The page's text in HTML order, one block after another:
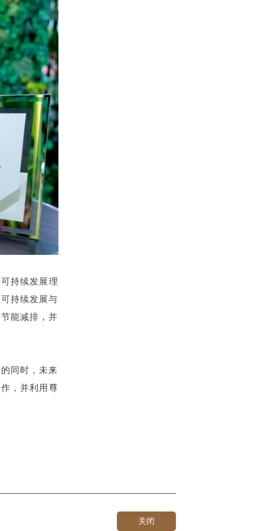
持续发展理
持续发展与
节能减排，并
同时，未来
作，并利用尊
关闭